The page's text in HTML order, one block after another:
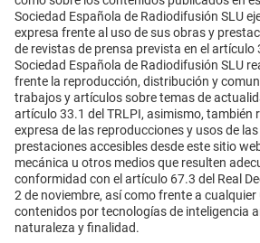
Sociedad Española de Radiodifusión SLU
expresa frente al uso de sus obras y
de revistas de prensa prevista en el artículo
Sociedad Española de Radiodifusión SLU
frente la reproducción, distribución y
trabajos y artículos sobre temas de
artículo 33.1 del TRLPI, asimismo, también
expresa de las reproducciones y usos de
prestaciones accesibles desde este sitio
mecánica u otros medios que resulten
conformidad con el artículo 67.3 del Real
2 de noviembre, así como frente a
contenidos por tecnologías de inteligencia
naturaleza y finalidad.